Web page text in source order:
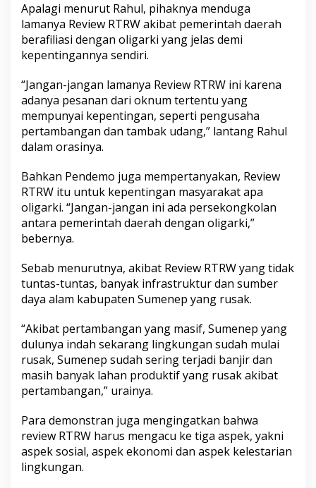
Apalagi menurut Rahul, pihaknya menduga
lamanya Review RTRW akibat pemerintah daerah
berafiliasi dengan oligarki yang jelas demi
kepentingannya sendiri.
“Jangan-jangan lamanya Review RTRW ini karena
adanya pesanan dari oknum tertentu yang
mempunyai kepentingan, seperti pengusaha
pertambangan dan tambak udang,” lantang Rahul
dalam orasinya.
Bahkan Pendemo juga mempertanyakan, Review
RTRW itu untuk kepentingan masyarakat apa
oligarki. “Jangan-jangan ini ada persekongkolan
antara pemerintah daerah dengan oligarki,”
bebernya.
Sebab menurutnya, akibat Review RTRW yang tidak
tuntas-tuntas, banyak infrastruktur dan sumber
daya alam kabupaten Sumenep yang rusak.
“Akibat pertambangan yang masif, Sumenep yang
dulunya indah sekarang lingkungan sudah mulai
rusak, Sumenep sudah sering terjadi banjir dan
masih banyak lahan produktif yang rusak akibat
pertambangan,” urainya.
Para demonstran juga mengingatkan bahwa
review RTRW harus mengacu ke tiga aspek, yakni
aspek sosial, aspek ekonomi dan aspek kelestarian
lingkungan.